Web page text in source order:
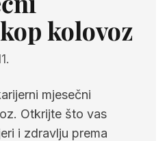
kolovoz
mjesečni
Otkrijte što vas
i zdravlju prema